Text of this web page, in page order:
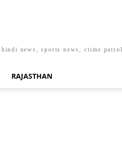
news, sports news, crime patrol
RAJASTHAN